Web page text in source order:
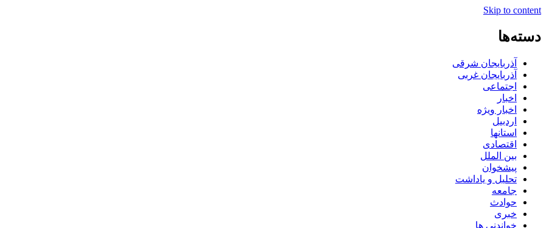
Skip to content
دسته‌ها
آذربایجان شرقی
آذربایجان غربی
اجتماعی
اخبار
اخبار ویژه
اردبیل
استانها
اقتصادی
بین الملل
پیشخوان
تحلیل و یاداشت
جامعه
حوادث
خبری
خواندنی ها